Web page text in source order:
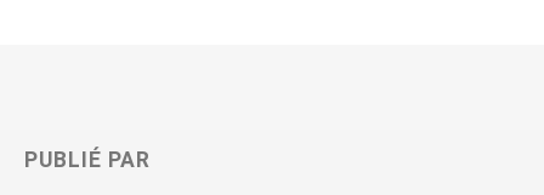
PUBLIÉ PAR